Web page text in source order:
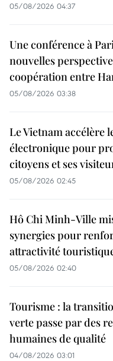
05/08/2026 04:37
Une conférence à
nouvelles
coopération entre
05/08/2026 03:38
Le Vietnam accélère
électronique pour
citoyens et ses
05/08/2026 02:45
Hô Chi Minh-Ville
synergies pour
attractivité
05/08/2026 02:40
Tourisme : la
verte passe par des
humaines de qualité
04/08/2026 03:01